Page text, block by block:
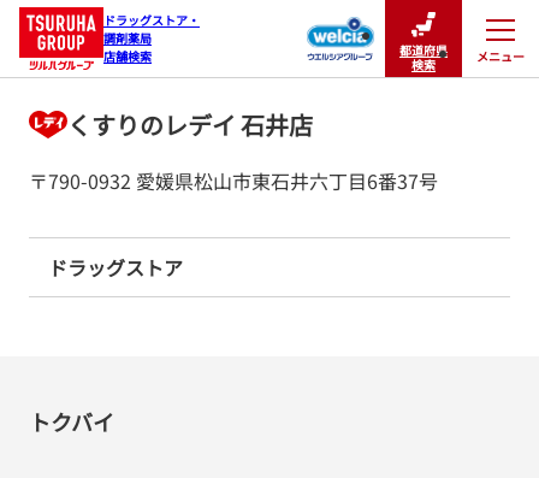
ドラッグストア・
調剤薬局
店舗検索
都道府県
検索
メニュー
閉じる
くすりのレデイ 石井店
〒790-0932 愛媛県松山市東石井六丁目6番37号
ドラッグストア
トクバイ